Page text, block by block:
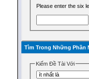
Please enter the six
Tìm Trong Những Phần
Kiếm Ðề Tài Với